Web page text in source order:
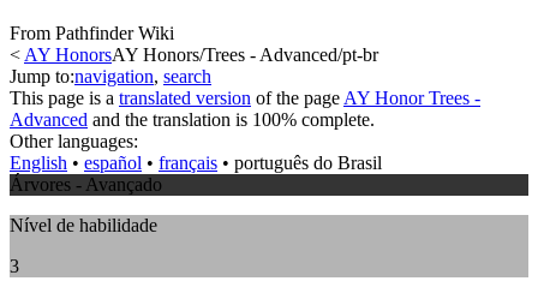
From Pathfinder Wiki
< AY HonorsAY Honors/Trees - Advanced/pt-br
Jump to:navigation, search
This page is a translated version of the page AY Honor Trees -
Advanced and the translation is 100% complete.
Other languages:
English • ‎ español • ‎ français • ‎ português do Brasil
Árvores - Avançado
Nível de habilidade
3